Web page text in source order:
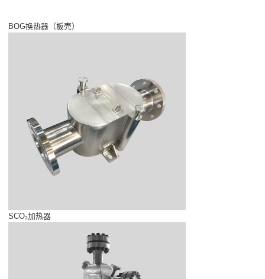
BOG换热器（板壳）
SCO₂加热器